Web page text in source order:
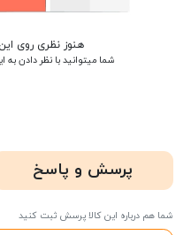
هنوز نظری روی
شما میتوانید با نظر دادن به
پرسش و پاسخ
شما هم درباره این کالا پرسش ثبت کنید